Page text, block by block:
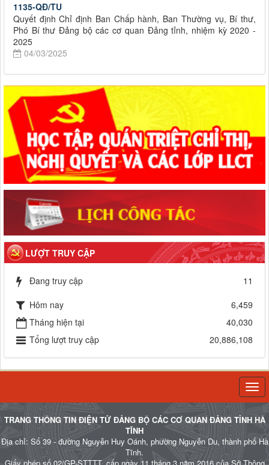
1135-QĐ/TU
Quyết định Chỉ định Ban Chấp hành, Ban Thường vụ, Bí thư,
Phó Bí thư Đảng bộ các cơ quan Đảng tỉnh, nhiệm kỳ 2020 -
2025
04/03/2025
LƯỢT TRUY CẬP
Đang truy cập
11
Hôm nay
6,459
Tháng hiện tại
40,030
Tổng lượt truy cập
20,886,108
TRANG THÔNG TIN ĐIỆN TỬ ĐẢNG BỘ CÁC CƠ QUAN ĐẢNG TỈNH HÀ
TĨNH
Địa chỉ: Số 39 - đường Nguyễn Huy Oánh, phường Nguyễn Du, thành phố Hà
Tĩnh.